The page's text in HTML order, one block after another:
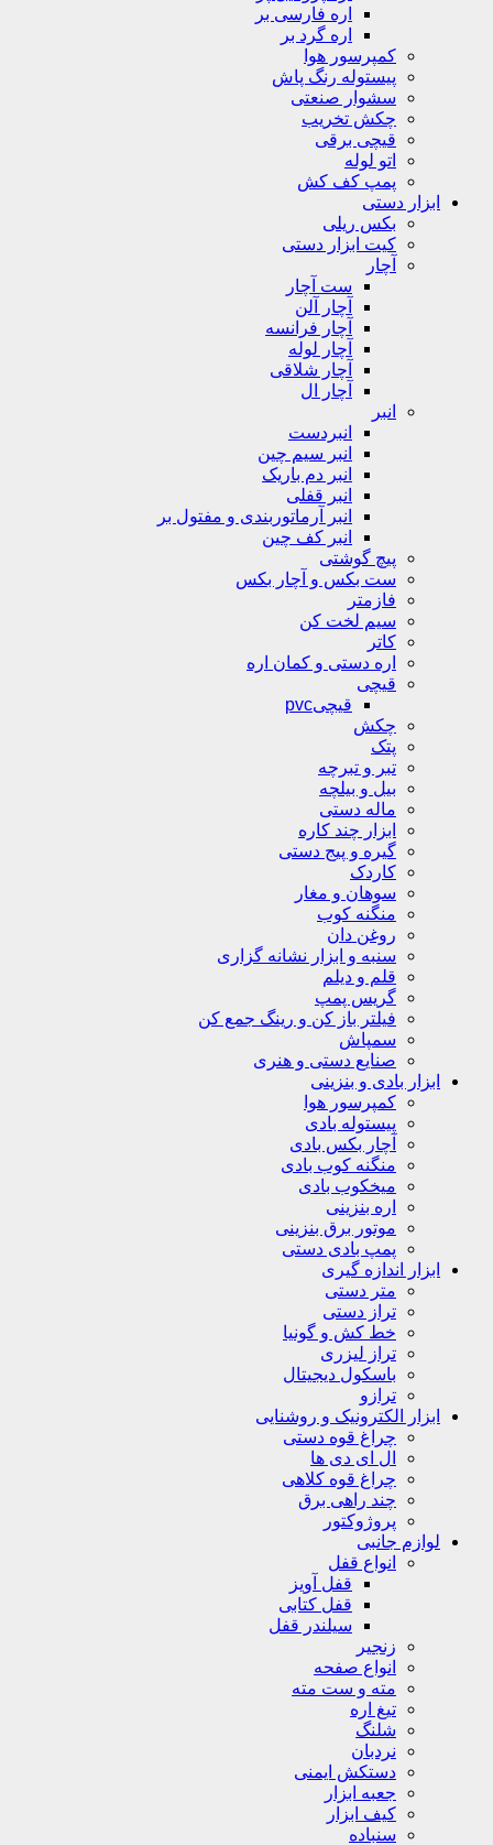
اره فارسی بر
اره گرد بر
کمپرسور هوا
پیستوله رنگ پاش
سشوار صنعتی
چکش تخریب
قیچی برقی
اتو لوله
پمپ کف کش
ابزار دستی
بکس ریلی
کیت ابزار دستی
آچار
ست آچار
آچار آلن
آچار فرانسه
آچار لوله
آچار شلاقی
آچار ال
انبر
انبردست
انبر سیم چین
انبر دم باریک
انبر قفلی
انبر آرماتوربندی و مفتول بر
انبر کف چین
پیچ گوشتی
ست بکس و آچار بکس
فازمتر
سیم لخت کن
کاتر
اره دستی و کمان اره
قیچی
قیچیpvc
چکش
پتک
تبر و تبرچه
بیل و بیلچه
ماله دستی
ابزار چند کاره
گیره و پیج دستی
کاردک
سوهان و مغار
منگنه کوب
روغن دان
سنبه و ابزار نشانه گزاری
قلم و دیلم
گریس پمپ
فیلتر باز کن و رینگ جمع کن
سمپاش
صنایع دستی و هنری
ابزار بادی و بنزینی
کمپرسور هوا
پیستوله بادی
آچار بکس بادی
منگنه کوب بادی
میخکوب بادی
اره بنزینی
موتور برق بنزینی
پمپ بادی دستی
ابزار اندازه گیری
متر دستی
تراز دستی
خط کش و گونیا
تراز لیزری
باسکول دیجیتال
ترازو
ابزار الکترونیک و روشنایی
چراغ قوه دستی
ال ای دی ها
چراغ قوه کلاهی
چند راهی برق
پروژوکتور
لوازم جانبی
انواع قفل
قفل آویز
قفل کتابی
سیلندر قفل
زنجیر
انواع صفحه
مته و ست مته
تیغ اره
شلنگ
نردبان
دستکش ایمنی
جعبه ابزار
کیف ابزار
سنباده